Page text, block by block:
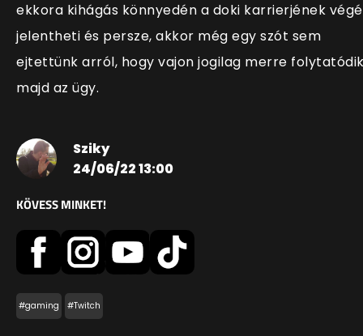
ekkora kihágás könnyedén a doki karrierjének
jelentheti és persze, akkor még egy szót sem
ejtettünk arról, hogy vajon jogilag merre
majd az ügy.
Sziky
24/06/22 13:00
KÖVESS MINKET!
#gaming #Twitch